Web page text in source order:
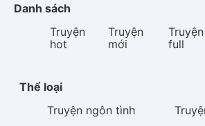
Danh sách
Truyện
hot
Truyện
mới
Truyện
full
Thể loại
Truyện ngôn tình